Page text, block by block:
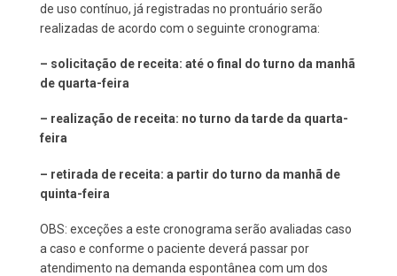
de uso contínuo, já registradas no prontuário serão
realizadas de acordo com o seguinte cronograma:
– solicitação de receita: até o final do turno da manhã
de quarta-feira
– realização de receita: no turno da tarde da quarta-
feira
– retirada de receita: a partir do turno da manhã de
quinta-feira
OBS: exceções a este cronograma serão avaliadas caso
a caso e conforme o paciente deverá passar por
atendimento na demanda espontânea com um dos